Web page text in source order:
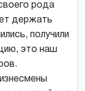
рода
держать
получили
это наш